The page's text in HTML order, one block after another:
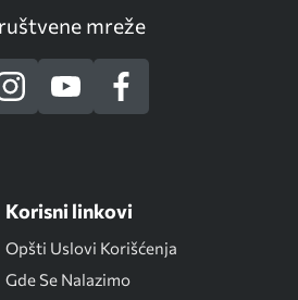
mreže
Korisni linkovi
Opšti Uslovi Korišćenja
Gde Se Nalazimo